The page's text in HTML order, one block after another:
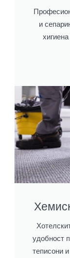
и
удобност
теписони